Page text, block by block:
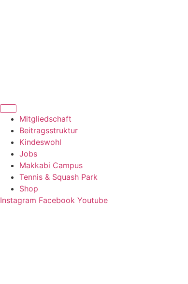
Mitgliedschaft
Beitragsstruktur
Kindeswohl
Jobs
Makkabi Campus
Tennis & Squash Park
Shop
Instagram Facebook Youtube